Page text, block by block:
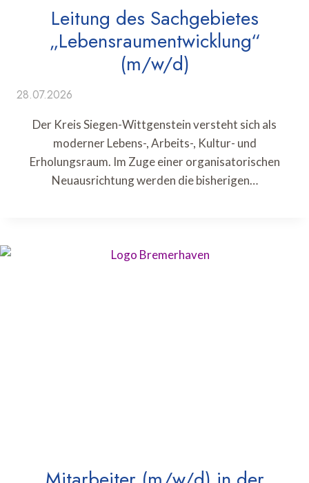
Leitung des Sachgebietes
„Lebensraumentwicklung“
(m/w/d)
28.07.2026
Der Kreis Siegen-Wittgenstein versteht sich als
moderner Lebens-, Arbeits-, Kultur- und
Erholungsraum. Im Zuge einer organisatorischen
Neuausrichtung werden die bisherigen…